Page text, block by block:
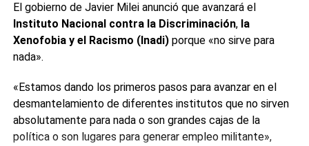
El gobierno de Javier Milei anunció que avanzará el
Instituto Nacional contra la Discriminación, la
Xenofobia y el Racismo (Inadi)porque «no sirve para
nada».
«Estamos dando los primeros pasos para avanzar en el
desmantelamiento de diferentes institutos que no sirven
absolutamente para nada o son grandes cajas de la
política o son lugares para generar empleo militante»,